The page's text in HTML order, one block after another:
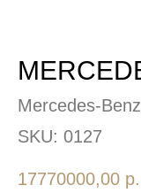
Mercedes-Benz
SKU: 0127
17770000,00 р.